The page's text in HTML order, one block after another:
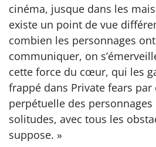
cinéma, jusque dans les
existe un point de vue
combien les personnages
communiquer, on
cette force du cœur, qui les
frappé dans Private fears
perpétuelle des
solitudes, avec tous les
suppose. »